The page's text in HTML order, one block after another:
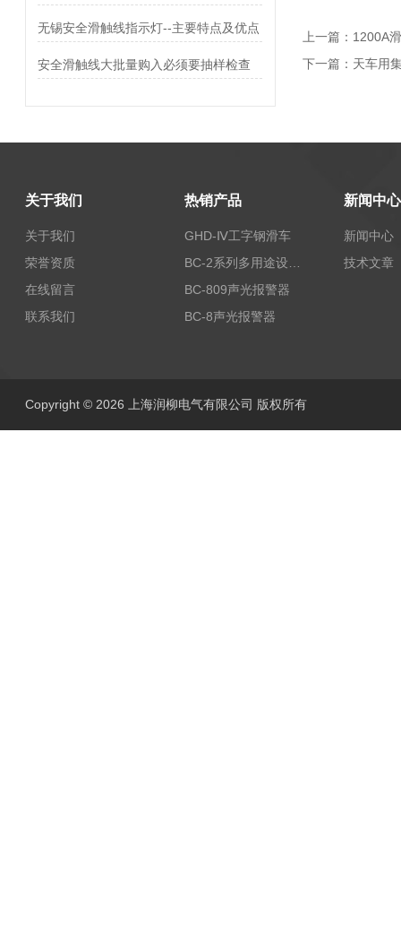
无锡安全滑触线指示灯--主要特点及优点
安全滑触线大批量购入必须要抽样检查
上一篇： 1200A
下一篇： 天车用
关于我们
关于我们
荣誉资质
在线留言
联系我们
热销产品
GHD-Ⅳ工字钢滑车
BC-809声光报警器
BC-8声光报警器
新闻中心
新闻中心
技术文章
Copyright © 2026 上海润柳电气有限公司 版权所有